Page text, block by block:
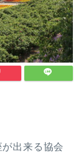
出来る協会